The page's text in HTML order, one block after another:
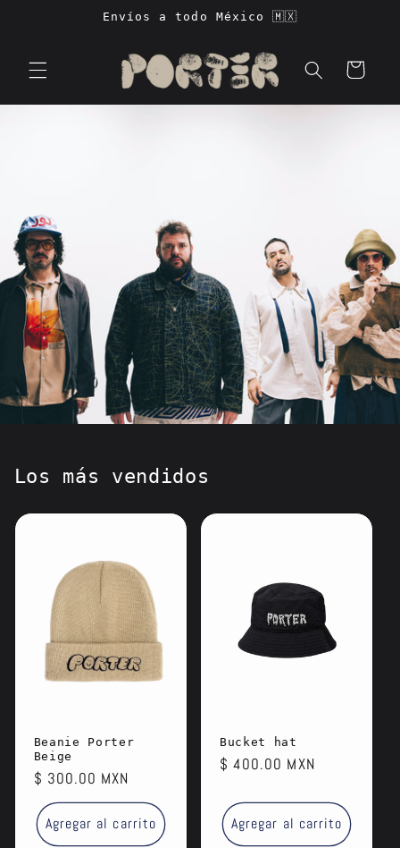
Envíos a todo México 🇲🇽
Carrito
Los más vendidos
Beanie Porter
Beige
Precio
habitual
$ 300.00 MXN
Agregar al carrito
Bucket hat
Precio
$ 400.00 MXN
Agregar al carrito